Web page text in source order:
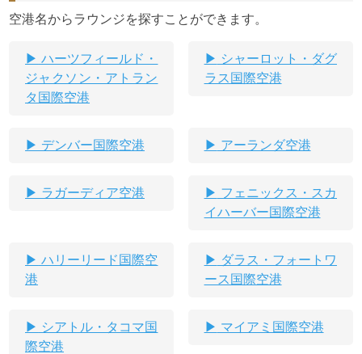
空港名からラウンジを探すことができます。
ハーツフィールド・
ジャクソン・アトラン
タ国際空港
シャーロット・ダグ
ラス国際空港
デンバー国際空港 アーランダ空港
ラガーディア空港
フェニックス・スカ
イハーバー国際空港
ハリーリード国際空
港
ダラス・フォートワ
ース国際空港
シアトル・タコマ国
際空港
マイアミ国際空港